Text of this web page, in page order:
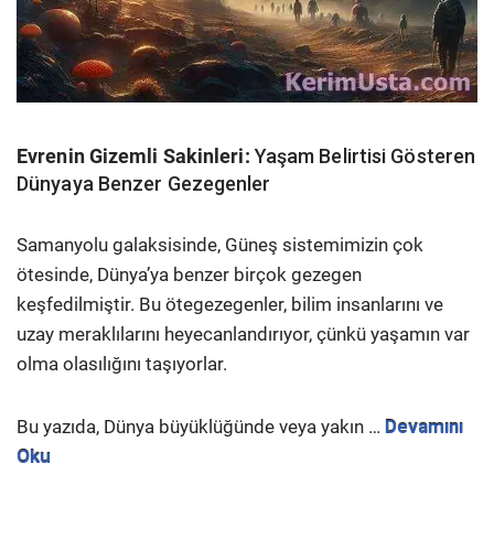
Evrenin Gizemli Sakinleri: Yaşam Belirtisi Gösteren
Dünyaya Benzer Gezegenler
Samanyolu galaksisinde, Güneş sistemimizin çok
ötesinde, Dünya’ya benzer birçok gezegen
keşfedilmiştir. Bu ötegezegenler, bilim insanlarını ve
uzay meraklılarını heyecanlandırıyor, çünkü yaşamın var
olma olasılığını taşıyorlar.
Bu yazıda, Dünya büyüklüğünde veya yakın … Devamını
Oku